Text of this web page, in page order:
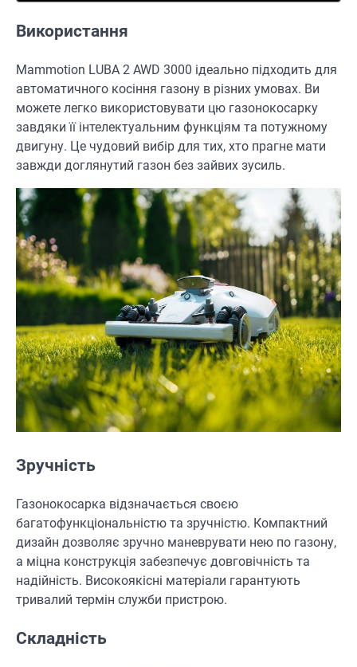
Використання
Mammotion LUBA 2 AWD 3000 ідеально підходить для
автоматичного косіння газону в різних умовах. Ви
можете легко використовувати цю газонокосарку
завдяки її інтелектуальним функціям та потужному
двигуну. Це чудовий вибір для тих, хто прагне мати
завжди доглянутий газон без зайвих зусиль.
Зручність
Газонокосарка відзначається своєю
багатофункціональністю та зручністю. Компактний
дизайн дозволяє зручно маневрувати нею по газону,
а міцна конструкція забезпечує довговічність та
надійність. Високоякісні матеріали гарантують
тривалий термін служби пристрою.
Складність